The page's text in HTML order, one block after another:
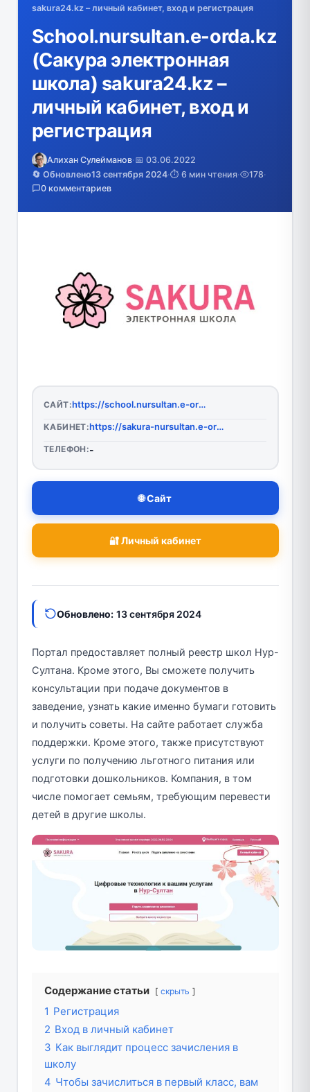
sakura24.kz – личный кабинет, вход и регистрация
School.nursultan.e-orda.kz
(Сакура электронная
школа) sakura24.kz –
личный кабинет, вход и
регистрация
Алихан Сулейманов·📅 03.06.2022
🔄 Обновлено13 сентября 2024·⏱️ 6 мин чтения· 178·
0 комментариев
САЙТ: https://school.nursultan.e-orda.kz/ru
КАБИНЕТ: https://sakura-nursultan.e-orda.kz/ru/cabinet/personal/auth
ТЕЛЕФОН:-
🌐 Сайт
🔐 Личный кабинет
Обновлено: 13 сентября 2024
Портал предоставляет полный реестр школ Нур-
Султана. Кроме этого, Вы сможете получить
консультации при подаче документов в
заведение, узнать какие именно бумаги готовить
и получить советы. На сайте работает служба
поддержки. Кроме этого, также присутствуют
услуги по получению льготного питания или
подготовки дошкольников. Компания, в том
числе помогает семьям, требующим перевести
детей в другие школы.
Содержание статьи скрыть
1 Регистрация
2 Вход в личный кабинет
3 Как выглядит процесс зачисления в
школу
4 Чтобы зачислиться в первый класс, вам